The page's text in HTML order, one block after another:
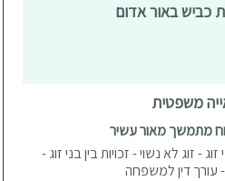
כביש באור אדום
משפטית
מתמשך מאור עשיר
- זוג לא נשוי - זכויות בין בני זוג -
דין למשפחה